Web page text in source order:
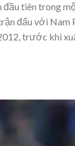
tiên trong
đấu với Nam
trước khi